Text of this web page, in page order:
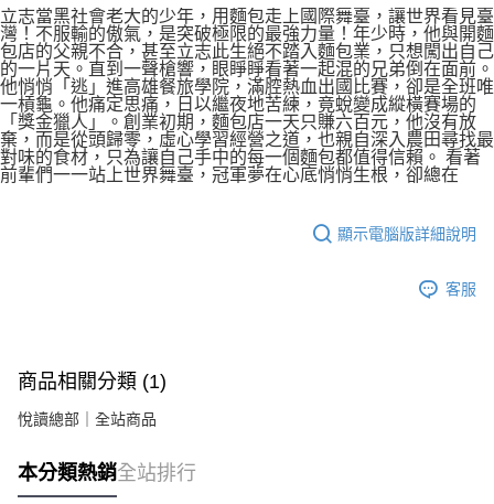
立志當黑社會老大的少年，用麵包走上國際舞臺，讓世界看見臺
灣！不服輸的傲氣，是突破極限的最強力量！年少時，他與開麵
包店的父親不合，甚至立志此生絕不踏入麵包業，只想闖出自己
的一片天。直到一聲槍響，眼睜睜看著一起混的兄弟倒在面前。
他悄悄「逃」進高雄餐旅學院，滿腔熱血出國比賽，卻是全班唯
一槓龜。他痛定思痛，日以繼夜地苦練，竟蛻變成縱橫賽場的
「獎金獵人」。創業初期，麵包店一天只賺六百元，他沒有放
棄，而是從頭歸零，虛心學習經營之道，也親自深入農田尋找最
對味的食材，只為讓自己手中的每一個麵包都值得信賴。 看著
前輩們一一站上世界舞臺，冠軍夢在心底悄悄生根，卻總在
顯示電腦版詳細說明
客服
商品相關分類 (1)
悅讀總部｜全站商品
本分類熱銷全站排行